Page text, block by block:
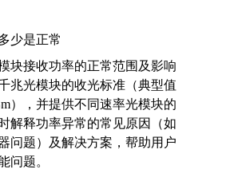
少是正常
块接收功率的正常范围及影响
兆光模块的收光标准（典型值
），并提供不同速率光模块的
解释功率异常的常见原因（如
问题）及解决方案，帮助用户
问题。